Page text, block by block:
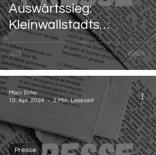
Auswärtssieg:
Kleinwallstadts
Boneberger trotz
Trainingsrückstand
stark
Presse
Main-Echo
10. Apr. 2024
2 Min. Lesezeit